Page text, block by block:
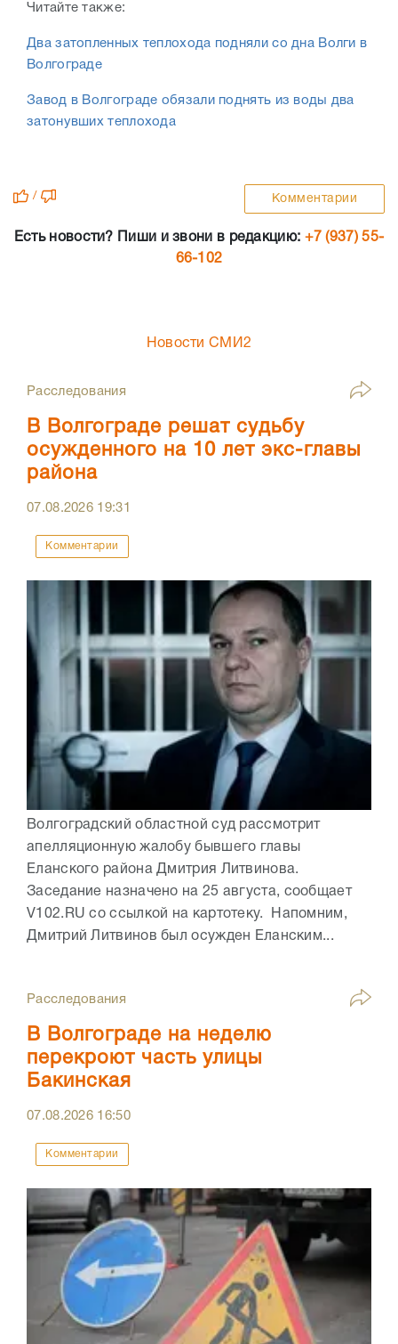
Читайте также:
Два затопленных теплохода подняли со дна Волги в
Волгограде
Завод в Волгограде обязали поднять из воды два
затонувших теплохода
/ Комментарии
Есть новости? Пиши и звони в редакцию: +7 (937) 55-
66-102
Новости СМИ2
Расследования
В Волгограде решат судьбу
осужденного на 10 лет экс-главы
района
07.08.2026 19:31
Комментарии
Волгоградский областной суд рассмотрит
апелляционную жалобу бывшего главы
Еланского района Дмитрия Литвинова.
Заседание назначено на 25 августа, сообщает
V102.RU со ссылкой на картотеку. Напомним,
Дмитрий Литвинов был осужден Еланским...
Расследования
В Волгограде на неделю
перекроют часть улицы
Бакинская
07.08.2026 16:50
Комментарии